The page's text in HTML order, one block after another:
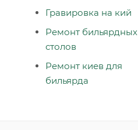
Гравировка на кий
Ремонт бильярдных
столов
Ремонт киев для
бильярда